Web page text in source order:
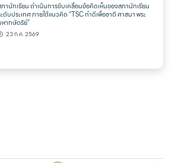
านักเรียน ดำเนินการขับเคลื่อนข้อคิดเห็นของสภานักเรียน
ดับประเทศ ภายใต้แนวคิด “TSC ทำดีเพื่อชาติ ศาสนา พระ
หากษัตริย์”
23 ก.ค. 2569